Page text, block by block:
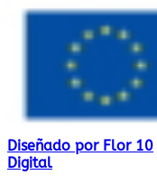
Diseñado por Flor 10
Digital